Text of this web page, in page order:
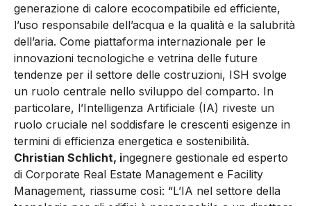
generazione di calore ecocompatibile ed efficiente,
l’uso responsabile dell’acqua e la qualità e la salubrità
dell’aria. Come piattaforma internazionale per le
innovazioni tecnologiche e vetrina delle future
tendenze per il settore delle costruzioni, ISH svolge
un ruolo centrale nello sviluppo del comparto. In
particolare, l’Intelligenza Artificiale (IA) riveste un
ruolo cruciale nel soddisfare le crescenti esigenze in
termini di efficienza energetica e sostenibilità.
Christian Schlicht, ingegnere gestionale ed esperto
di Corporate Real Estate Management e Facility
Management, riassume così: “L’IA nel settore della